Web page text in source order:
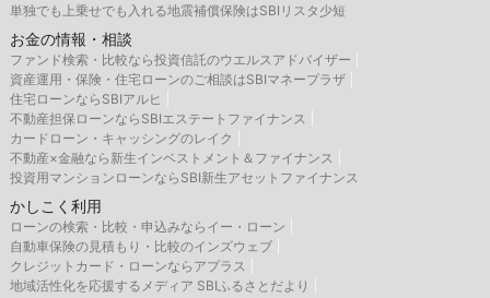
単独でも上乗せでも入れる地震補償保険はSBIリスタ少短
お金の情報・相談
ファンド検索・比較なら投資信託のウエルスアドバイザー
資産運用・保険・住宅ローンのご相談はSBIマネープラザ
住宅ローンならSBIアルヒ
不動産担保ローンならSBIエステートファイナンス
カードローン・キャッシングのレイク
不動産×金融なら新生インベストメント＆ファイナンス
投資用マンションローンならSBI新生アセットファイナンス
かしこく利用
ローンの検索・比較・申込みならイー・ローン
自動車保険の見積もり・比較のインズウェブ
クレジットカード・ローンならアプラス
地域活性化を応援するメディア SBIふるさとだより